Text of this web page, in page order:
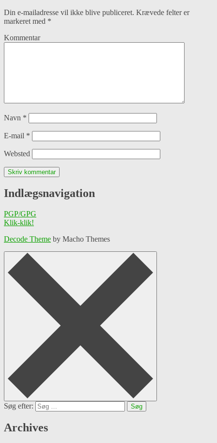
Din e-mailadresse vil ikke blive publiceret. Krævede felter er
markeret med *
Kommentar
Navn *
E-mail *
Websted
Indlægsnavigation
PGP/GPG
Klik-klik!
Decode Theme by Macho Themes
Søg efter:
Archives